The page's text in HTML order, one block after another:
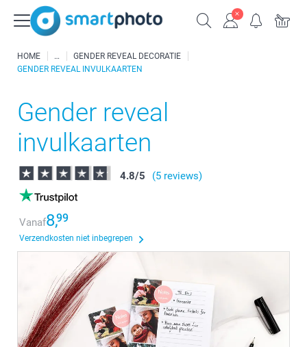
HOME
GENDER REVEAL DECORATIE
GENDER REVEAL INVULKAARTEN
Gender reveal
invulkaarten
4.8/5 (5 reviews)
Vanaf8,99
Verzendkosten niet inbegrepen